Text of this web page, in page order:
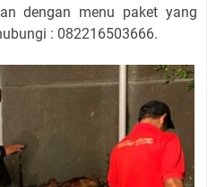
dengan menu paket yang
: 082216503666.